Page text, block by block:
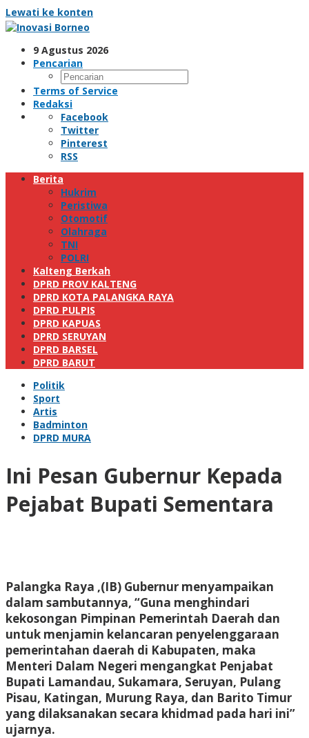
Lewati ke konten
9 Agustus 2026
Pencarian
Terms of Service
Redaksi
Facebook
Twitter
Pinterest
RSS
Berita
Hukrim
Peristiwa
Otomotif
Olahraga
TNI
POLRI
Kalteng Berkah
DPRD PROV KALTENG
DPRD KOTA PALANGKA RAYA
DPRD PULPIS
DPRD KAPUAS
DPRD SERUYAN
DPRD BARSEL
DPRD BARUT
Politik
Sport
Artis
Badminton
DPRD MURA
Ini Pesan Gubernur Kepada
Pejabat Bupati Sementara
Palangka Raya ,(IB) Gubernur menyampaikan
dalam sambutannya, “Guna menghindari
kekosongan Pimpinan Pemerintah Daerah dan
untuk menjamin kelancaran penyelenggaraan
pemerintahan daerah di Kabupaten, maka
Menteri Dalam Negeri mengangkat Penjabat
Bupati Lamandau, Sukamara, Seruyan, Pulang
Pisau, Katingan, Murung Raya, dan Barito Timur
yang dilaksanakan secara khidmad pada hari ini”
ujarnya.